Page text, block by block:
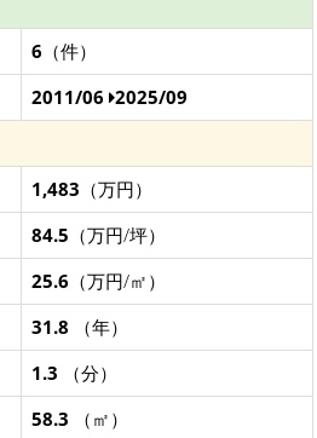
6 （件）
2011/06 2025/09
1,483 （万円）
84.5 （万円/坪）
25.6 （万円/㎡）
31.8 （年）
1.3 （分）
58.3 （㎡）